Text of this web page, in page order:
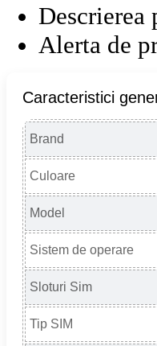
Descrierea
Alerta de
Caracteristici
Brand
Culoare
Model
Sistem de operare
Sloturi Sim
Tip SIM